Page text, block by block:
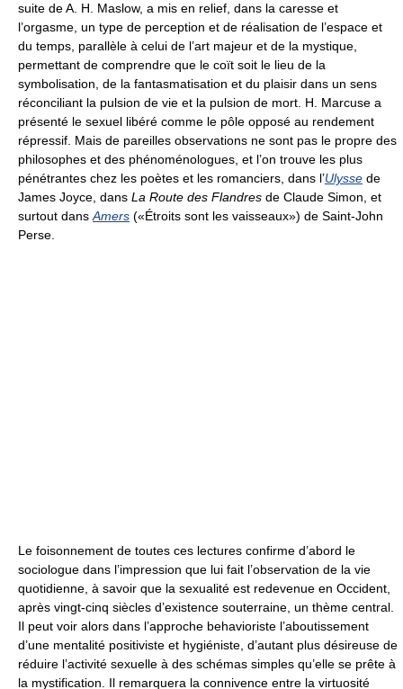
suite de A. H. Maslow, a mis en relief, dans la caresse et
l’orgasme, un type de perception et de réalisation de l’espace et
du temps, parallèle à celui de l’art majeur et de la mystique,
permettant de comprendre que le coït soit le lieu de la
symbolisation, de la fantasmatisation et du plaisir dans un sens
réconciliant la pulsion de vie et la pulsion de mort. H. Marcuse a
présenté le sexuel libéré comme le pôle opposé au rendement
répressif. Mais de pareilles observations ne sont pas le propre des
philosophes et des phénoménologues, et l’on trouve les plus
pénétrantes chez les poètes et les romanciers, dans l’Ulysse de
James Joyce, dans La Route des Flandres de Claude Simon, et
surtout dans Amers («Étroits sont les vaisseaux») de Saint-John
Perse.
Le foisonnement de toutes ces lectures confirme d’abord le
sociologue dans l’impression que lui fait l’observation de la vie
quotidienne, à savoir que la sexualité est redevenue en Occident,
après vingt-cinq siècles d’existence souterraine, un thème central.
Il peut voir alors dans l’approche behavioriste l’aboutissement
d’une mentalité positiviste et hygiéniste, d’autant plus désireuse de
réduire l’activité sexuelle à des schémas simples qu’elle se prête à
la mystification. Il remarquera la connivence entre la virtuosité